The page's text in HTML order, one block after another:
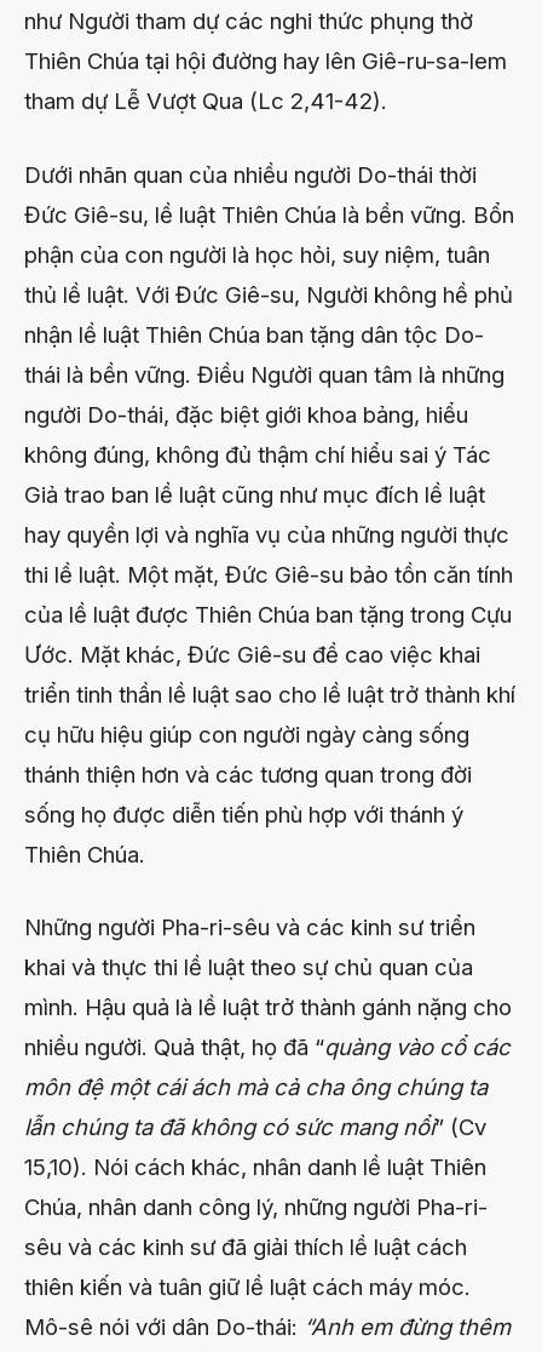
như Người tham dự các nghi thức phụng thờ
Thiên Chúa tại hội đường hay lên Giê-ru-sa-lem
tham dự Lễ Vượt Qua (Lc 2,41-42).
Dưới nhãn quan của nhiều người Do-thái thời
Đức Giê-su, lề luật Thiên Chúa là bền vững. Bổn
phận của con người là học hỏi, suy niệm, tuân
thủ lề luật. Với Đức Giê-su, Người không hề phủ
nhận lề luật Thiên Chúa ban tặng dân tộc Do-
thái là bền vững. Điều Người quan tâm là những
người Do-thái, đặc biệt giới khoa bảng, hiểu
không đúng, không đủ thậm chí hiểu sai ý Tác
Giả trao ban lề luật cũng như mục đích lề luật
hay quyền lợi và nghĩa vụ của những người thực
thi lề luật. Một mặt, Đức Giê-su bảo tồn căn tính
của lề luật được Thiên Chúa ban tặng trong Cựu
Ước. Mặt khác, Đức Giê-su đề cao việc khai
triển tinh thần lề luật sao cho lề luật trở thành khí
cụ hữu hiệu giúp con người ngày càng sống
thánh thiện hơn và các tương quan trong đời
sống họ được diễn tiến phù hợp với thánh ý
Thiên Chúa.
Những người Pha-ri-sêu và các kinh sư triển
khai và thực thi lề luật theo sự chủ quan của
mình. Hậu quả là lề luật trở thành gánh nặng cho
nhiều người. Quả thật, họ đã “quàng vào cổ các
môn đệ một cái ách mà cả cha ông chúng ta
lẫn chúng ta đã không có sức mang nổi” (Cv
15,10). Nói cách khác, nhân danh lề luật Thiên
Chúa, nhân danh công lý, những người Pha-ri-
sêu và các kinh sư đã giải thích lề luật cách
thiên kiến và tuân giữ lề luật cách máy móc.
Mô-sê nói với dân Do-thái: “Anh em đừng thêm